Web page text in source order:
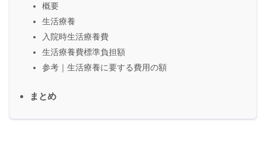
概要
生活療養
入院時生活療養費
生活療養費標準負担額
参考｜生活療養に要する費用の額
まとめ